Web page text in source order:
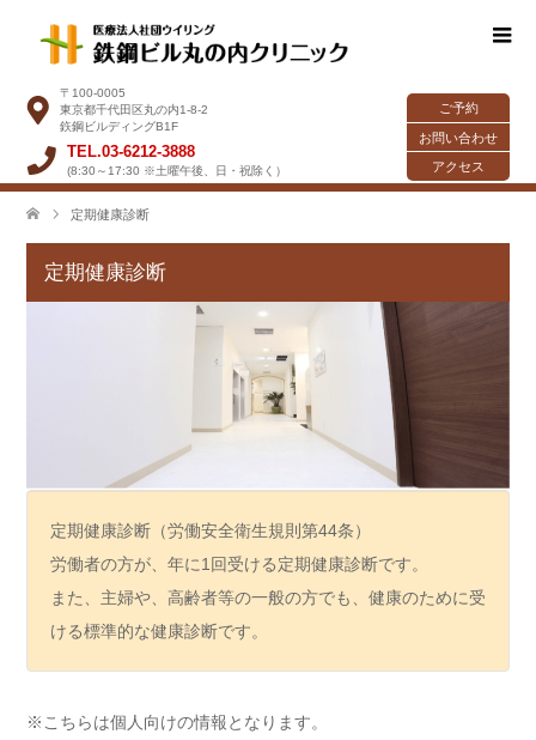
〒100-0005
東京都千代田区丸の内1-8-2
鉃鋼ビルディングB1F
TEL.03-6212-3888
(8:30～17:30 ※土曜午後、日・祝除く）
ご予約
お問い合わせ
アクセス
定期健康診断
定期健康診断
定期健康診断（労働安全衛生規則第44条）
労働者の方が、年に1回受ける定期健康診断です。
また、主婦や、高齢者等の一般の方でも、健康のために受
ける標準的な健康診断です。
※こちらは個人向けの情報となります。